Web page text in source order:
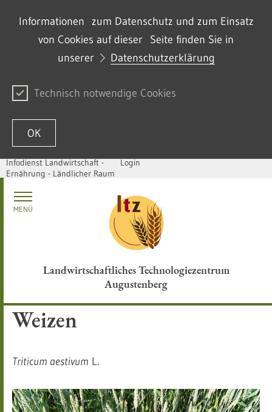
Informationen zum Datenschutz und zum Einsatz
von Cookies auf dieser Seite finden Sie in
unserer
Datenschutzerklärung
Technisch notwendige Cookies
OK
Passer au contenu
Infodienst Landwirtschaft -
Ernährung - Ländlicher Raum
Login
Landwirtschaftliches Technologiezentrum
Augustenberg
MENÜ
Weizen
Triticum aestivum L.